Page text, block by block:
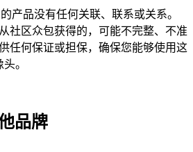
的产品没有任何关联、联系或关系。
社区众包获得的，可能不完整、不准
任何保证或担保，确保您能够使用这
。
品牌